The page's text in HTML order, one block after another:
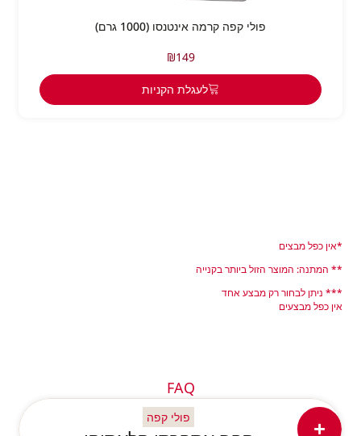
פולי קפה קרמה אינטנסו (1000 גרם)
₪149
לעגלת הקניות
*אין כפל מבצים
** המתנה: המוצר הזול ביותר בקנייה
*** ניתן לבחור רק מבצע אחד
אין כפל מבצעים
FAQ
פולי קפה